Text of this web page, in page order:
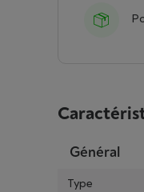
Général
Type